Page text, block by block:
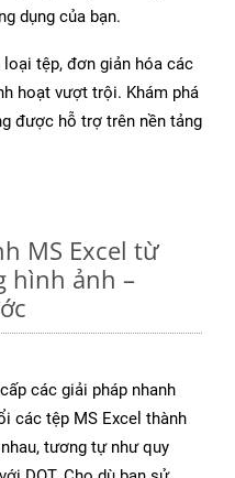
dụng của bạn.
tệp, đơn giản hóa các
hoạt vượt trội. Khám phá
được hỗ trợ trên nền tảng
MS Excel từ
hình ảnh –
các giải pháp nhanh
các tệp MS Excel thành
tương tự như quy